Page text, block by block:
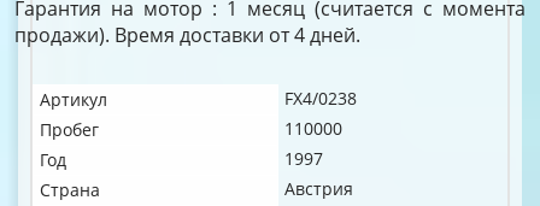
Гарантия на мотор : 1 месяц (считается с момента
продажи). Время доставки от 4 дней.
Артикул
FX4/0238
Пробег
110000
Год
1997
Страна
Австрия